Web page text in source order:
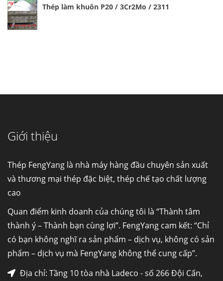
Thép làm khuôn P20 / 3Cr2Mo / 2311
Giới thiệu
Thép FengYang là nhà máy hàng đầu chuyên sản xuất
và thương mại thép đặc biệt, thép chế tạo chất lượng
cao
Quan điểm kinh doanh của chúng tôi là “Thành tâm
thành ý – Thành bạn cùng lợi”. FengYang cam kết: “Chỉ
có bạn không nghĩ ra sản phẩm – dịch vụ, không có sản
phẩm – dịch vụ mà FengYang không thể cung cấp”.
Địa chỉ: Tầng 10 tòa nhà Ladeco - số 266 Đội Cấn,
Ống đúc kéo nguội là gì? Ống...
Fengyang là một trong những nhà
máy...
Hợp kim N06625 là gì? Giá hợp kim 625 mới